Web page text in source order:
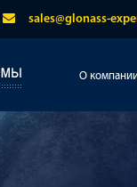
sales@glonass-
О